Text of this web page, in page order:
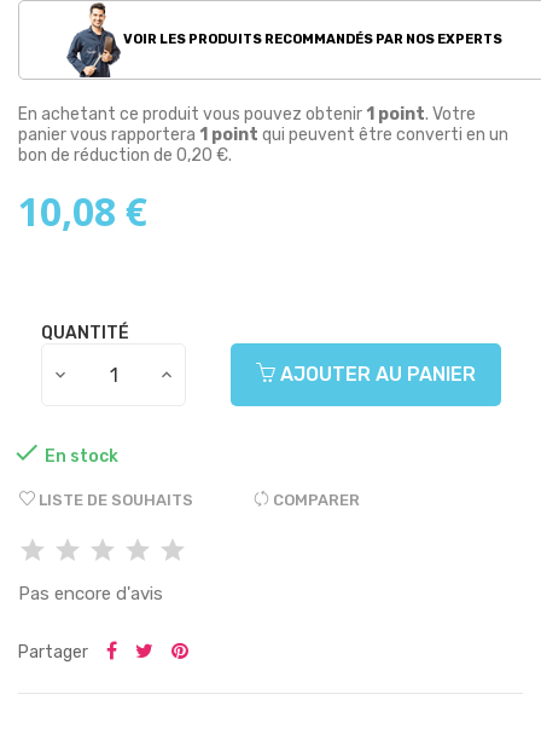
VOIR LES PRODUITS RECOMMANDÉS PAR NOS EXPERTS
En achetant ce produit vous pouvez obtenir 1 point. Votre
panier vous rapportera 1 point qui peuvent être converti en un
bon de réduction de 0,20 €.
10,08 €
QUANTITÉ
AJOUTER AU PANIER
 En stock
LISTE DE SOUHAITS COMPARER
Pas encore d'avis
Partager